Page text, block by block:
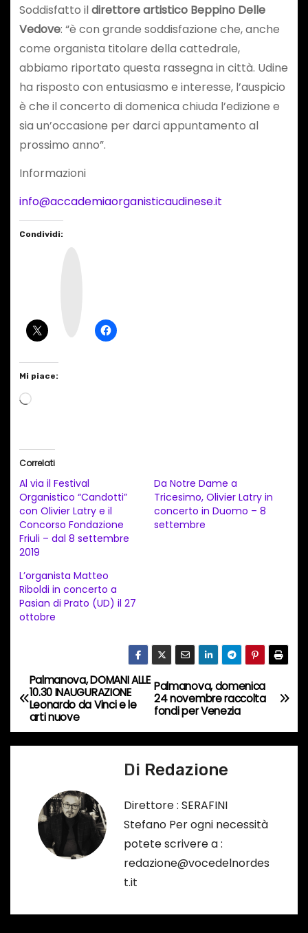
Soddisfatto ildirettore artistico Beppino Delle
Vedove: “è con grande soddisfazione che, anche
come organista titolare della cattedrale,
abbiamo riportato questa rassegna in città. Udine
ha risposto con entusiasmo e interesse, l’auspicio
è che il concerto di domenica chiuda l’edizione e
sia un’occasione per darci appuntamento al
prossimo anno”.
Informazioni
info@accademiaorganisticaudinese.it
Condividi:
Mi piace:
C
a
m
e
n
t
o
i
r
s
o
…
Correlati
Al via il Festival
Organistico “Candotti”
con Olivier Latry e il
Concorso Fondazione
Friuli – dal 8 settembre
2019
Da Notre Dame a
Tricesimo, Olivier Latry in
concerto in Duomo – 8
settembre
L’organista Matteo
Riboldi in concerto a
Pasian di Prato (UD) il 27
ottobre
N
a
v
o
Palmanova, domenica
24 novembre raccolta
fondi per Venezia
Palmanova, DOMANI ALLE
10.30 INAUGURAZIONE
Leonardo da Vinci e le
arti nuove
Di Redazione
Direttore : SERAFINI
Stefano Per ogni necessità
potete scrivere a :
redazione@vocedelnordes
t.it